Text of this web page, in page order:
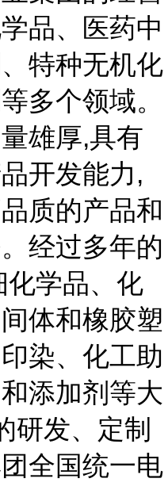
品、医药中
特种无机化
多个领域。
雄厚,具有
开发能力,
质的产品和
经过多年的
化学品、化
体和橡胶塑
染、化工助
添加剂等大
研发、定制
全国统一电